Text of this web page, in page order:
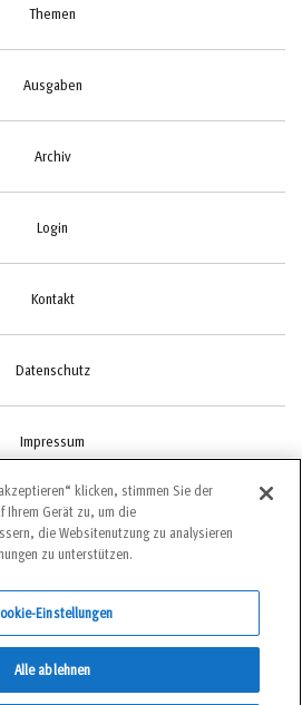
Themen
Ausgaben
Archiv
Login
Kontakt
Datenschutz
Impressum
Einstellungen
bergundsteigen
klicken, stimmen Sie der
Ihrem Gerät zu, um die
die Websitenutzung zu analysieren
zu unterstützen.
Einstellungen
Alle ablehnen